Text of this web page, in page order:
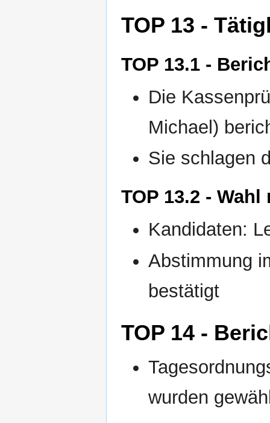
TOP 13 -
TOP 13.1 -
Die
Michael)
Sie schlagen
TOP 13.2 -
Kandidaten:
Abstimmung
bestätigt
TOP 14 -
wurden